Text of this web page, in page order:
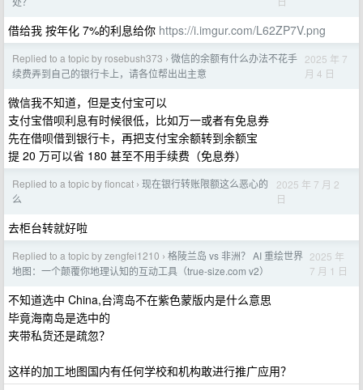
借给我 按年化 7%的利息给你 https://i.imgur.com/L62ZP7V.png
Replied to a topic by rosebush373 › 微信的余额有什么办法不花手
续费弄到自己的银行卡上，请各位帮出出主意
2025 年 7
月 4 日
微信我不知道，但是支付宝可以
支付宝借呗利息有时候很低，比如万一或者有免息券
先在借呗借到银行卡，再把支付宝余额转到余额宝
提 20 万可以省 180 甚至不用手续费（免息券）
Replied to a topic by fioncat › 现在银行转账限额这么恶心的
么
2025 年 7 月 2
日
去柜台转就好啦
Replied to a topic by zengfei1210 › 格陵兰岛 vs 非洲？ AI 重绘世界
地图：一个颠覆你地理认知的互动工具（true-size.com v2）
2025 年
7 月 1 日
不知道选中 China,台湾岛不在紫色蒙版内是什么意思
毕竟海南岛是选中的
夹带私货还是疏忽？
这样的加工地图国内有任何学校和机构敢进行推广应用？